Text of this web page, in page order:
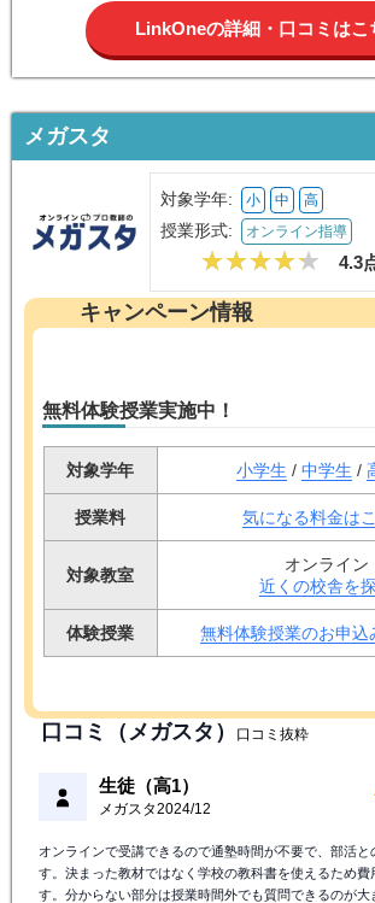
LinkOneの詳細・口コミはこ
メガスタ
対象学年: 小 中 高
授業形式: オンライン指導
4.3
キャンペーン情報
無料体験授業実施中！
対象学年 小学生 / 中学生 /
授業料 気になる料金は
対象教室
オンライン
近くの校舎を
体験授業 無料体験授業のお申込
口コミ（メガスタ） 口コミ抜粋
生徒（高1）
メガスタ2024/12
オンラインで受講できるので通塾時間が不要で、部活
す。決まった教材ではなく学校の教科書を使えるため費
す。分からない部分は授業時間外でも質問できるのが大